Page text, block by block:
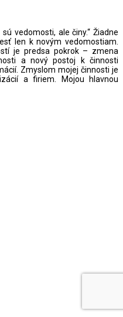
vedomosti, ale činy.“ Žiadne
len k novým vedomostiam.
je predsa pokrok – zmena
a nový postoj k činnosti
Zmyslom mojej činnosti je
a firiem. Mojou hlavnou